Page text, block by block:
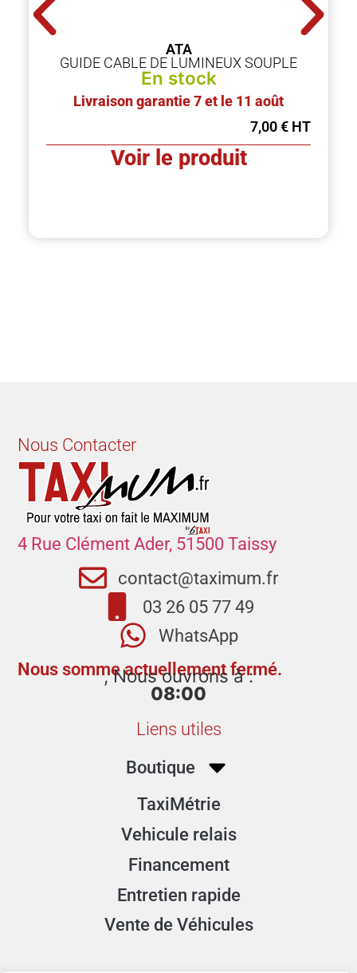
ATA
GUIDE CABLE DE LUMINEUX SOUPLE
En stock
Livraison garantie 7 et le 11 août
7,00€
Voir le produit
Nous Contacter
4 Rue Clément Ader, 51500 Taissy
contact@taximum.fr
03 26 05 77 49
WhatsApp
Nous somme actuellement fermé.
, Nous ouvrons à :
08:00
Liens utiles
Boutique
TaxiMétrie
Vehicule relais
Financement
Entretien rapide
Vente de Véhicules